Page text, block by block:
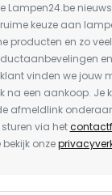
Lampen24.be
keuze aan
producten en zo
vinden we jouw
na een aankoop. Je
afmeldlink
via het
onze